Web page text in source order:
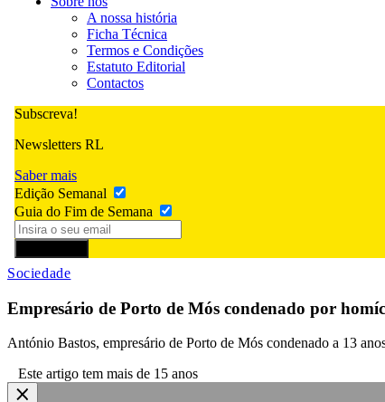
A nossa história
Ficha Técnica
Termos e Condições
Estatuto Editorial
Contactos
Subscreva!
Newsletters RL
Saber mais
Edição Semanal
Guia do Fim de Semana
Sociedade
Empresário de Porto de Mós condenado por
António Bastos, empresário de Porto de Mós condenado a 13
Este artigo tem mais de 15 anos